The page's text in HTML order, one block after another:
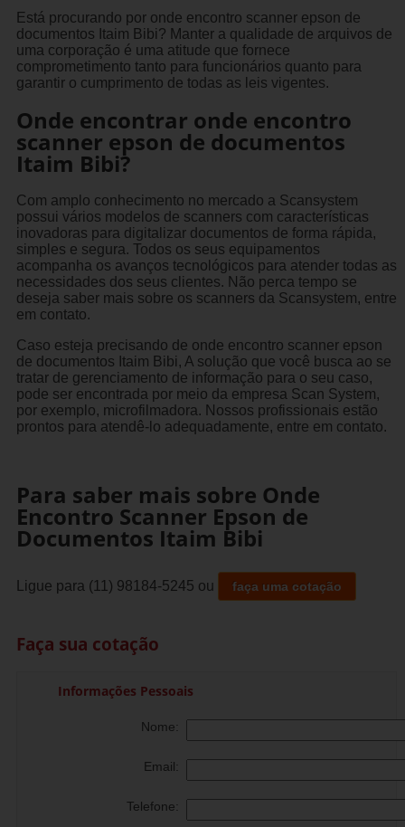
Está procurando por onde encontro scanner epson de
documentos Itaim Bibi? Manter a qualidade de arquivos de
uma corporação é uma atitude que fornece
comprometimento tanto para funcionários quanto para
garantir o cumprimento de todas as leis vigentes.
Onde encontrar onde encontro
scanner epson de documentos
Itaim Bibi?
Com amplo conhecimento no mercado a Scansystem
possui vários modelos de scanners com características
inovadoras para digitalizar documentos de forma rápida,
simples e segura. Todos os seus equipamentos
acompanha os avanços tecnológicos para atender todas as
necessidades dos seus clientes. Não perca tempo se
deseja saber mais sobre os scanners da Scansystem, entre
em contato.
Caso esteja precisando de onde encontro scanner epson
de documentos Itaim Bibi, A solução que você busca ao se
tratar de gerenciamento de informação para o seu caso,
pode ser encontrada por meio da empresa Scan System,
por exemplo, microfilmadora. Nossos profissionais estão
prontos para atendê-lo adequadamente, entre em contato.
Para saber mais sobre Onde
Encontro Scanner Epson de
Documentos Itaim Bibi
Ligue para (11) 98184-5245 ou faça uma cotação
Faça sua cotação
Informações Pessoais
Nome:
Email:
Telefone: